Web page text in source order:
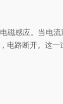
感应。当电流
电路断开。这一